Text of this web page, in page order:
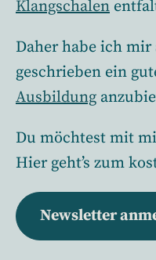
Klangschalen
Daher habe ich mir
geschrieben ein
Ausbildung
Du möchtest mit
Hier geht’s zum
Newsletter